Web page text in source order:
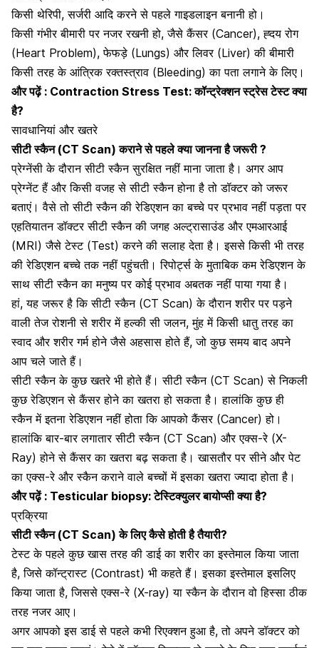
किसी थेरिपी, सर्जरी आदि करने से पहले गाइडलाइन बनानी हो।
किसी गंभीर बीमारी पर नजर रखनी हो, जैसेकैंसर (Cancer),ह्दय रोग
(Heart Problem),फेफड़े (Lungs) औरलिवर (Liver) की बीमारी
किसी तरह के आंत्रिक रक्तस्त्राव (Bleeding) का पता लगाने के लिए।
और पढ़ें : Contraction Stress Test: कॉन्ट्रेक्शन स्ट्रेस टेस्ट क्या
है?
सावधानियां और खतरे
सीटी स्कैन (CT Scan) कराने से पहले क्या जानना है जरूरी ?
प्रेग्नेंसी के दौरान सीटी स्कैन सुरक्षित नहीं माना जाता है। अगर आप
प्रेग्नेंटहैं और किसी वजह से सीटी स्कैन होना है तो डॉक्टर को जरूर
बताएं। वैसे तो सीटी स्कैन की रेडिएशन का बच्चे पर प्रभाव नहीं पड़ता पर
एहतियातन डॉक्टर सीटी स्कैन की जगह अल्ट्रासाउंड और एमआरआई
(MRI) जैसे टेस्ट (Test) करने की सलाह देता है। इससे किसी भी तरह
की रेडिएशन बच्चे तक नहीं पहुंचती। रिपोर्ट्स के मुताबिक कम रेडिएशन के
साथ सीटी स्कैन का मनुष्य पर कोई प्रभाव अबतक नहीं पाया गया है।
हां, यह जरूर है कि सीटी स्कैन (CT Scan) के दौरान शरीर पर पड़ने
वाली तेज रोशनी से शरीर में हल्की सी जलन, मुंह में किसी धातु तरह का
स्वाद और शरीर गर्म होने जैसे अहसास होते हैं, जो कुछ समय बाद अपने
आप चले जाते हैं।
सीटी स्कैन के कुछ खतरे भी होते हैं। सीटी स्कैन (CT Scan) से निकली
कुछ रेडिएशन से कैंसर होने का खतरा हो सकता है। हालांकि कुछ ही
स्कैन में इतना रेडिएशन नहीं होता कि आपको कैंसर (Cancer) हो।
हालांकि बार-बार लगातार सीटी स्कैन (CT Scan) और एक्स-रे (X-
Ray) होने से कैंसर का खतरा बढ़ सकता है। खासतौर पर सीने और पेट
का एक्स-रे और स्कैन कराने वाले बच्चों में इसका खतरा ज्यादा होता है।
और पढ़ें : Testicular biopsy: टेस्टिक्युलर बायोप्सी क्या है?
प्रक्रिया
सीटी स्कैन (CT Scan)के लिए कैसे होती है तैयारी?
टेस्ट के पहले कुछ खास तरह की डाई का शरीर का इस्तेमाल किया जाता
है, जिसे कॉन्ट्रास्ट (Contrast) भी कहते हैं। इसका इस्तेमाल इसलिए
किया जाता है, जिससे एक्स-रे (X-ray) या स्कैन के दौरान वो हिस्सा ठीक
तरह नजर आए।
अगर आपको इस डाई से पहले कभी रिएक्शन हुआ है, तो अपने डॉक्टर को